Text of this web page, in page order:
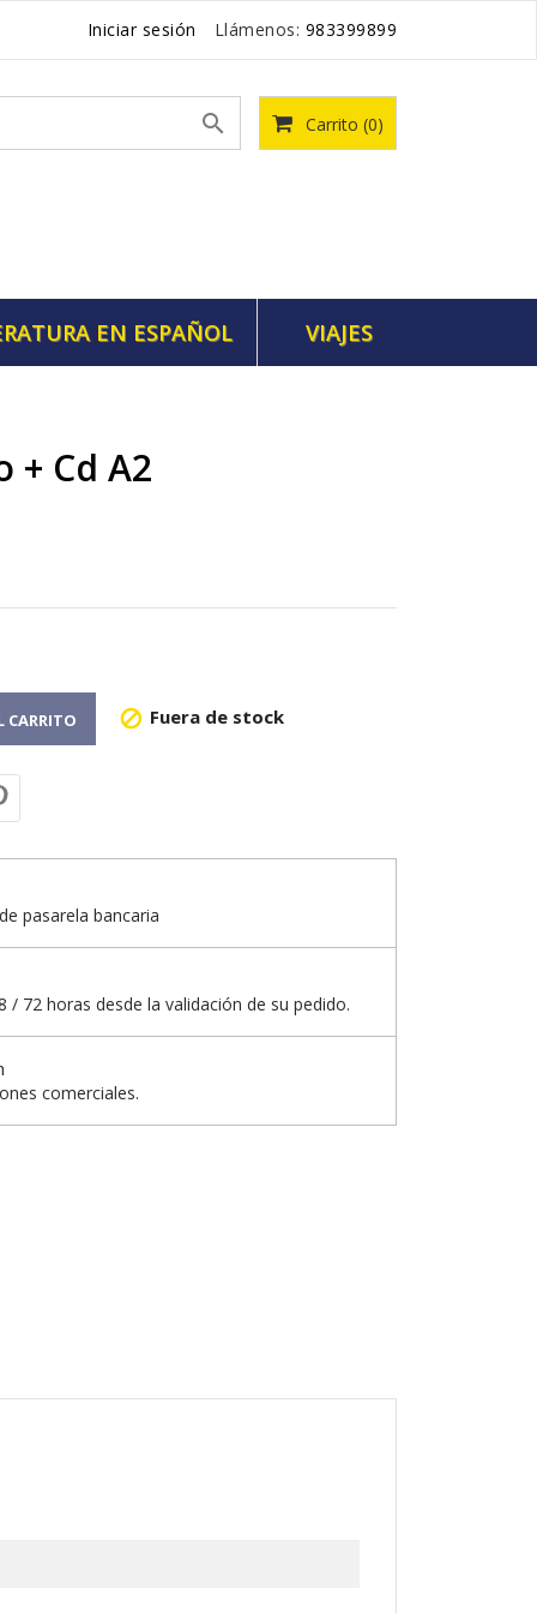
Iniciar sesión Llámenos: 983399899
Carrito (0)

EN ESPAÑOL VIAJES
+ Cd A2
CARRITO  Fuera de stock
pasarela bancaria
/ 72 horas desde la validación de su pedido.
comerciales.